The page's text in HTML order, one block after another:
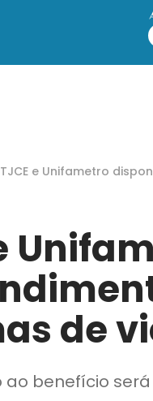
TJCE e Unifametro
de
ao benefício